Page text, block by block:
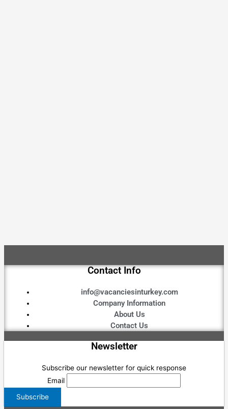
Contact Info
info@vacanciesinturkey.com
Company Information
About Us
Contact Us
Newsletter
Subscribe our newsletter for quick response
Email